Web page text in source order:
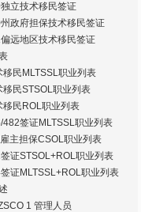
立技术移民签证
政府担保技术移民签证
远地区技术移民签证
移民MLTSSL职业列表
移民STSOL职业列表
移民ROL职业列表
482签证MLTSSL职业列表
主担保CSOL职业列表
证STSOL+ROL职业列表
证MLTSSL+ROL职业列表
1 管理人员